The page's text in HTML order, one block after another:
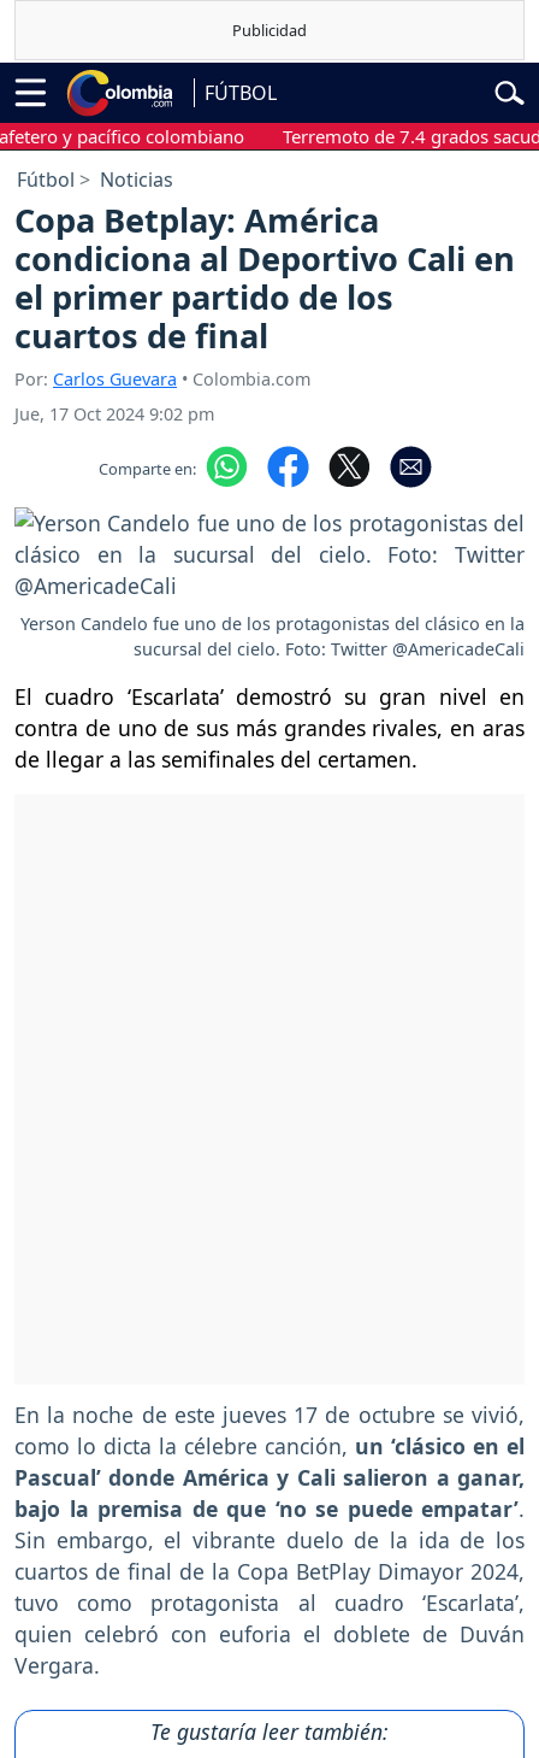
FÚTBOL
y pacífico colombiano Terremoto de 7.4 grados sacudió
Fútbol Noticias
Copa Betplay: América
condiciona al Deportivo Cali en
el primer partido de los
cuartos de final
Por: Carlos Guevara • Colombia.com
Jue, 17 Oct 2024 9:02 pm
Comparte en:
Yerson Candelo fue uno de los protagonistas del clásico en la
sucursal del cielo. Foto: Twitter @AmericadeCali
El cuadro ‘Escarlata’ demostró su gran nivel en
contra de uno de sus más grandes rivales, en aras
de llegar a las semifinales del certamen.
En la noche de este jueves 17 de octubre se vivió,
como lo dicta la célebre canción, un ‘clásico en el
Pascual’ donde América y Cali salieron a ganar,
bajo la premisa de que ‘no se puede empatar’.
Sin embargo, el vibrante duelo de la ida de los
cuartos de final de la Copa BetPlay Dimayor 2024,
tuvo como protagonista al cuadro ‘Escarlata’,
quien celebró con euforia el doblete de Duván
Vergara.
Te gustaría leer también: